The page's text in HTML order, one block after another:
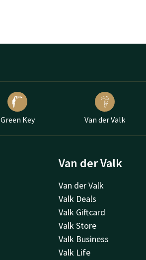
Green Key Van der Valk
Van der Valk
Van der Valk
Valk Deals
Valk Giftcard
Valk Store
Valk Business
Valk Life